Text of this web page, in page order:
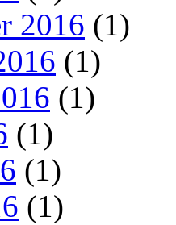
2016 (1)
(1)
(1)
(1)
(1)
(1)